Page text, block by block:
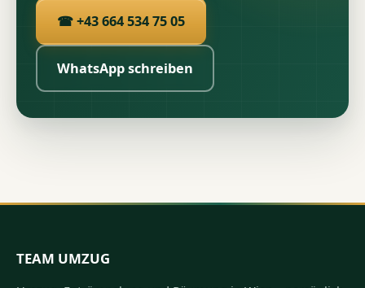
☎ +43 664 534 75 05
WhatsApp schreiben
TEAM UMZUG